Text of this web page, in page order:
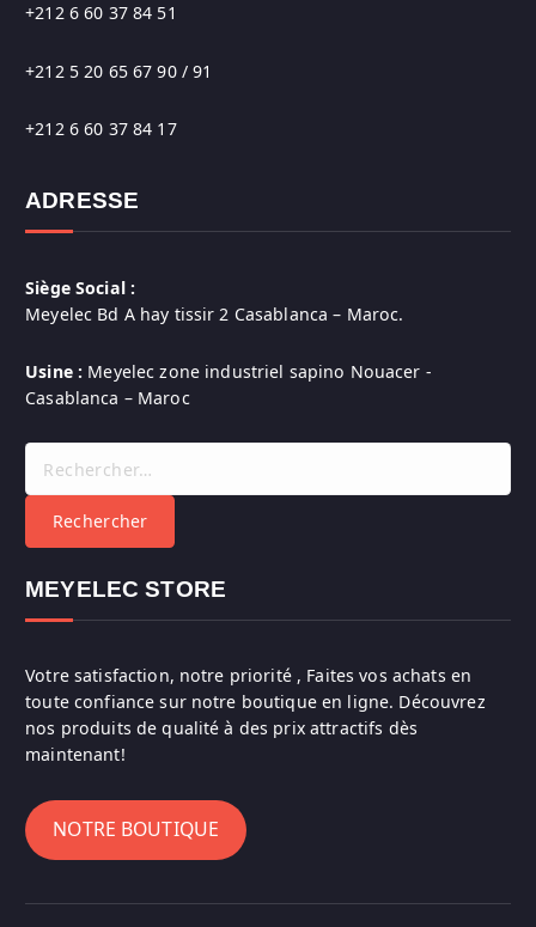
+212 6 60 37 84 51
+212 5 20 65 67 90 / 91
+212 6 60 37 84 17
ADRESSE
Siège Social :
Meyelec Bd A hay tissir 2 Casablanca – Maroc.
Usine : Meyelec zone industriel sapino Nouacer -
Casablanca – Maroc
R
c
r
e
r
MEYELEC STORE
Votre satisfaction, notre priorité , Faites vos achats en
toute confiance sur notre boutique en ligne. Découvrez
nos produits de qualité à des prix attractifs dès
maintenant!
NOTRE BOUTIQUE